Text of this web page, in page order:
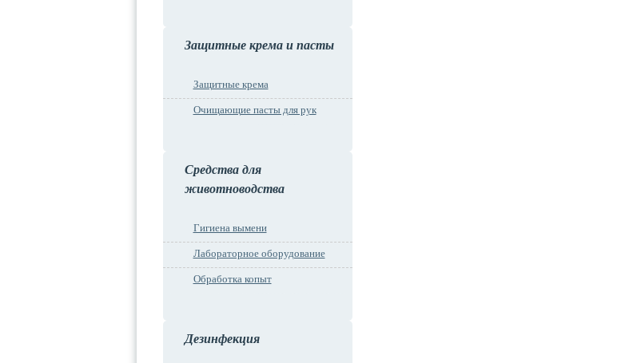
Защитные крема и пасты
Защитные крема
Очищающие пасты для рук
Средства для
животноводства
Гигиена вымени
Лабораторное оборудование
Обработка копыт
Дезинфекция